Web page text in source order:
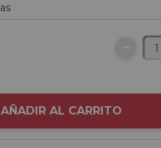
AÑADIR AL CARRITO